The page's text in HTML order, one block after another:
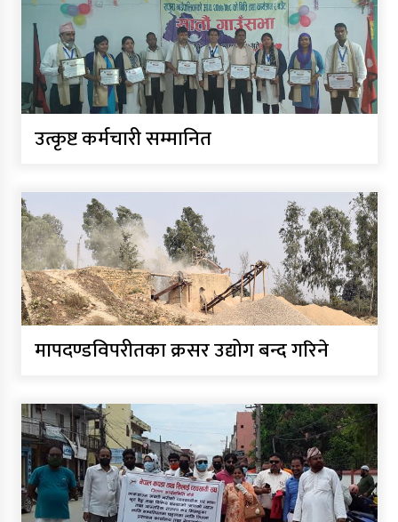
उत्कृष्ट कर्मचारी सम्मानित
मापदण्डविपरीतका क्रसर उद्योग बन्द गरिने